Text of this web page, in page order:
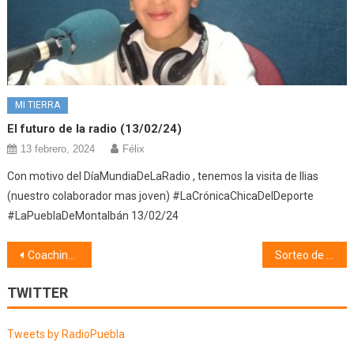
MI TIERRA
El futuro de la radio (13/02/24)
13 febrero, 2024 Félix
Con motivo del DíaMundiaDeLaRadio , tenemos la visita de Ilias
(nuestro colaborador mas joven) #LaCrónicaChicaDelDeporte
#LaPueblaDeMontalbán 13/02/24
Navegación
de
entradas
Coaching contigo (23/06/20) Sorteo de una colchoneta para la piscina con Muro Suministros y Servicios (26/06/20)
TWITTER
Tweets by RadioPuebla